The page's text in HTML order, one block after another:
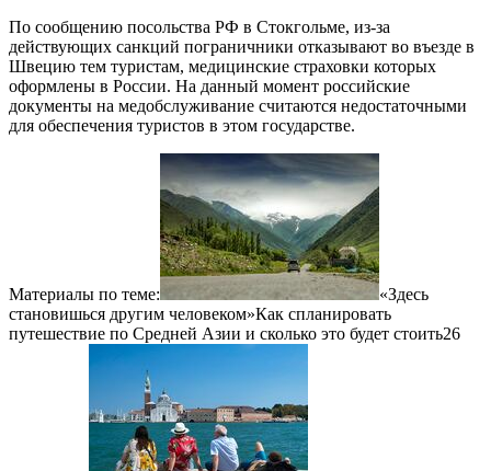
По сообщению посольства РФ в Стокгольме, из-за
действующих санкций пограничники отказывают во въезде в
Швецию тем туристам, медицинские страховки которых
оформлены в России. На данный момент российские
документы на медобслуживание считаются недостаточными
для обеспечения туристов в этом государстве.
Материалы по теме:
«Здесь
становишься другим человеком»Как спланировать
путешествие по Средней Азии и сколько это будет стоить26